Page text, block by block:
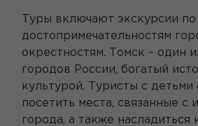
Туры включают экскурсии по
достопримечательностям
окрестностям. Томск – один
городов России, богатый
культурой. Туристы с детьми
посетить места, связанные с
города, а также насладиться